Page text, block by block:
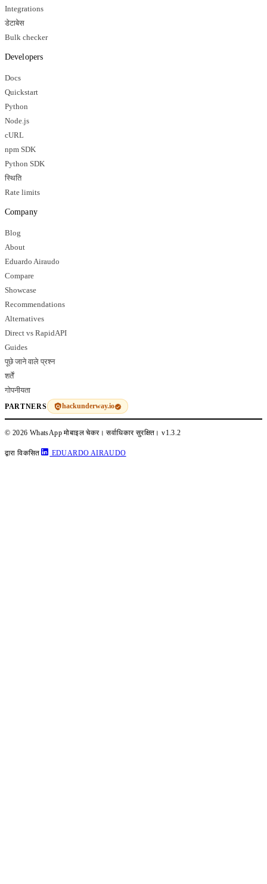
Integrations
डेटाबेस
Bulk checker
Developers
Docs
Quickstart
Python
Node.js
cURL
npm SDK
Python SDK
स्थिति
Rate limits
Company
Blog
About
Eduardo Airaudo
Compare
Showcase
Recommendations
Alternatives
Direct vs RapidAPI
Guides
पूछे जाने वाले प्रश्न
शर्तें
गोपनीयता
PARTNERS hackunderway.io
© 2026 WhatsApp मोबाइल चेकर। सर्वाधिकार सुरक्षित।v1.3.2
द्वारा विकसित EDUARDO AIRAUDO